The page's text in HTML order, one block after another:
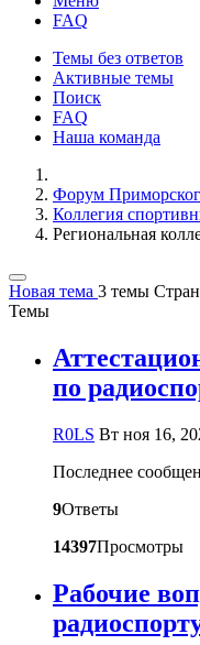
FAQ
Темы без ответов
Активные темы
Поиск
FAQ
Наша команда
Форум
Коллегия
Региональная
Новая тема 3 темы
Темы
по
R0LS Вт ноя 16,
Последнее
9Ответы
14397Просмотры
Рабочие